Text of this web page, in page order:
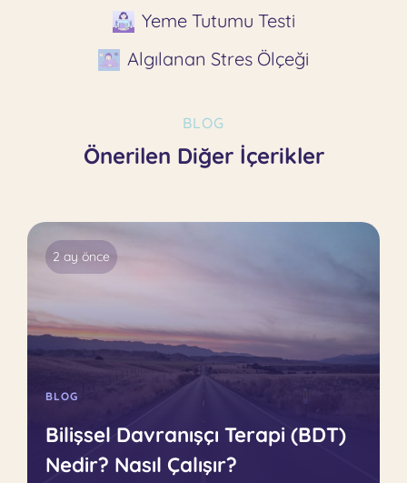
Yeme Tutumu Testi
Algılanan Stres Ölçeği
BLOG
Önerilen Diğer İçerikler
2 ay önce
BLOG
Bilişsel Davranışçı Terapi (BDT)
Nedir? Nasıl Çalışır?